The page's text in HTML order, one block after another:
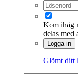
Kom ihåg
delas med
Logga in
Glömt ditt